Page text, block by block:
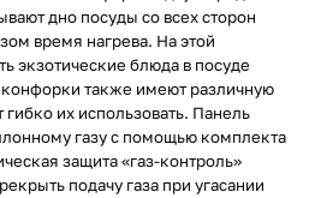
дно посуды со всех сторон
время нагрева. На этой
экзотические блюда в посуде
также имеют различную
их использовать. Панель
газу с помощью комплекта
защита «газ-контроль»
подачу газа при угасании